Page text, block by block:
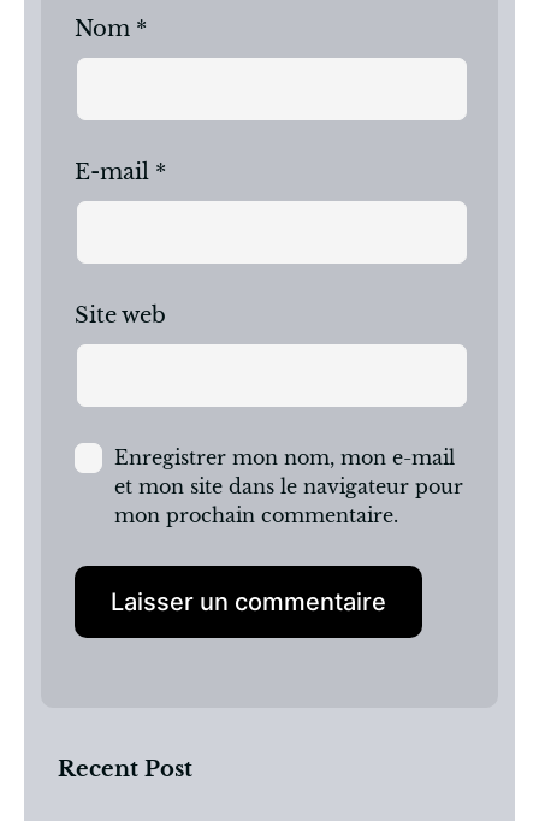
Nom *
E-mail *
Site web
Enregistrer mon nom, mon e-mail
et mon site dans le navigateur pour
mon prochain commentaire.
Recent Post